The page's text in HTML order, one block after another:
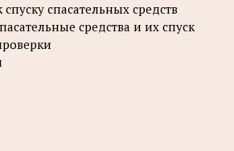
спуску спасательных средств
средства и их спуск